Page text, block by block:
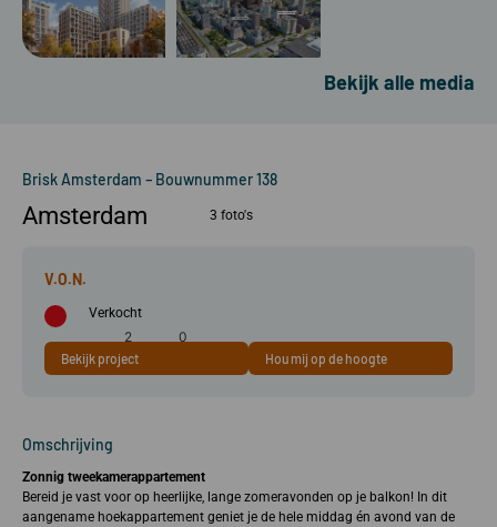
Bekijk alle media
Brisk Amsterdam – Bouwnummer 138
Amsterdam 3 foto's
Verkocht
56 m²
2
kamer(s)
0
Bekijk project Hou mij op de hoogte
Omschrijving
Zonnig tweekamerappartement
Bereid je vast voor op heerlijke, lange zomeravonden op je balkon! In dit
aangename hoekappartement geniet je de hele middag én avond van de